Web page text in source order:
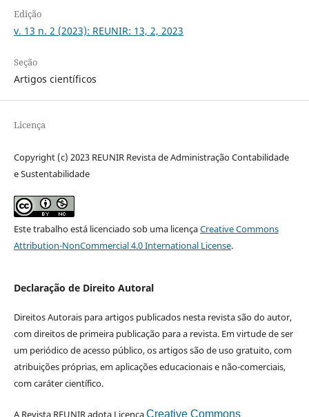
Edição
v. 13 n. 2 (2023): REUNIR: 13, 2, 2023
Seção
Artigos científicos
Licença
Copyright (c) 2023 REUNIR Revista de Administração Contabilidade
e Sustentabilidade
Este trabalho está licenciado sob uma licençaCreative Commons
Attribution-NonCommercial 4.0 International License.
Declaração de Direito Autoral
Direitos Autorais para artigos publicados nesta revista são do autor,
com direitos de primeira publicação para a revista. Em virtude de ser
um periódico de acesso público, os artigos são de uso gratuito, com
atribuições próprias, em aplicações educacionais e não-comerciais,
com caráter científico.
A Revista REUNIR adota LicençaCreative Commons